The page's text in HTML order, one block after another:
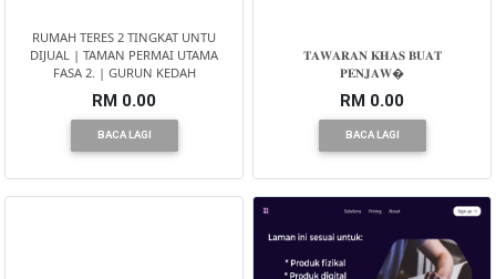
RUMAH TERES 2 TINGKAT UNTU
DIJUAL | TAMAN PERMAI UTAMA
FASA 2. | GURUN KEDAH
RM 0.00
BACA LAGI
𝐓𝐀𝐖𝐀𝐑𝐀𝐍 𝐊𝐇𝐀𝐒 𝐁𝐔𝐀𝐓
𝐏𝐄𝐍𝐉𝐀𝐖�
RM 0.00
BACA LAGI